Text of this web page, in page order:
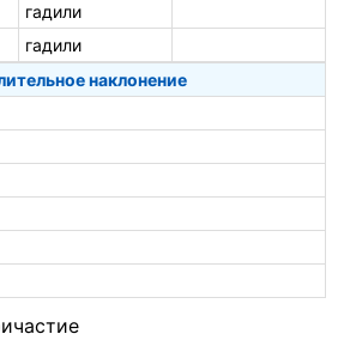
гадили
гадили
наклонение